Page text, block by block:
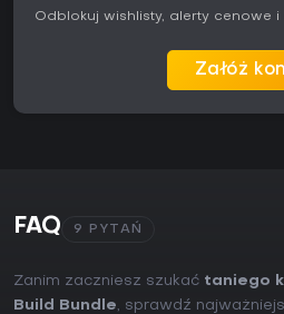
Odblokuj wishlisty, alerty cenowe
Załóż
FAQ 9 PYTAŃ
Zanim zaczniesz szukać taniego
Build Bundle, sprawdź